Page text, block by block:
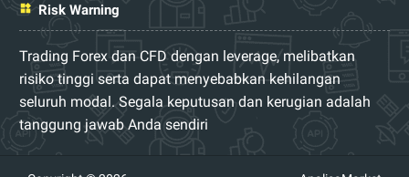
Risk Warning
Trading Forex dan CFD dengan leverage, melibatkan
risiko tinggi serta dapat menyebabkan kehilangan
seluruh modal. Segala keputusan dan kerugian adalah
tanggung jawab Anda sendiri